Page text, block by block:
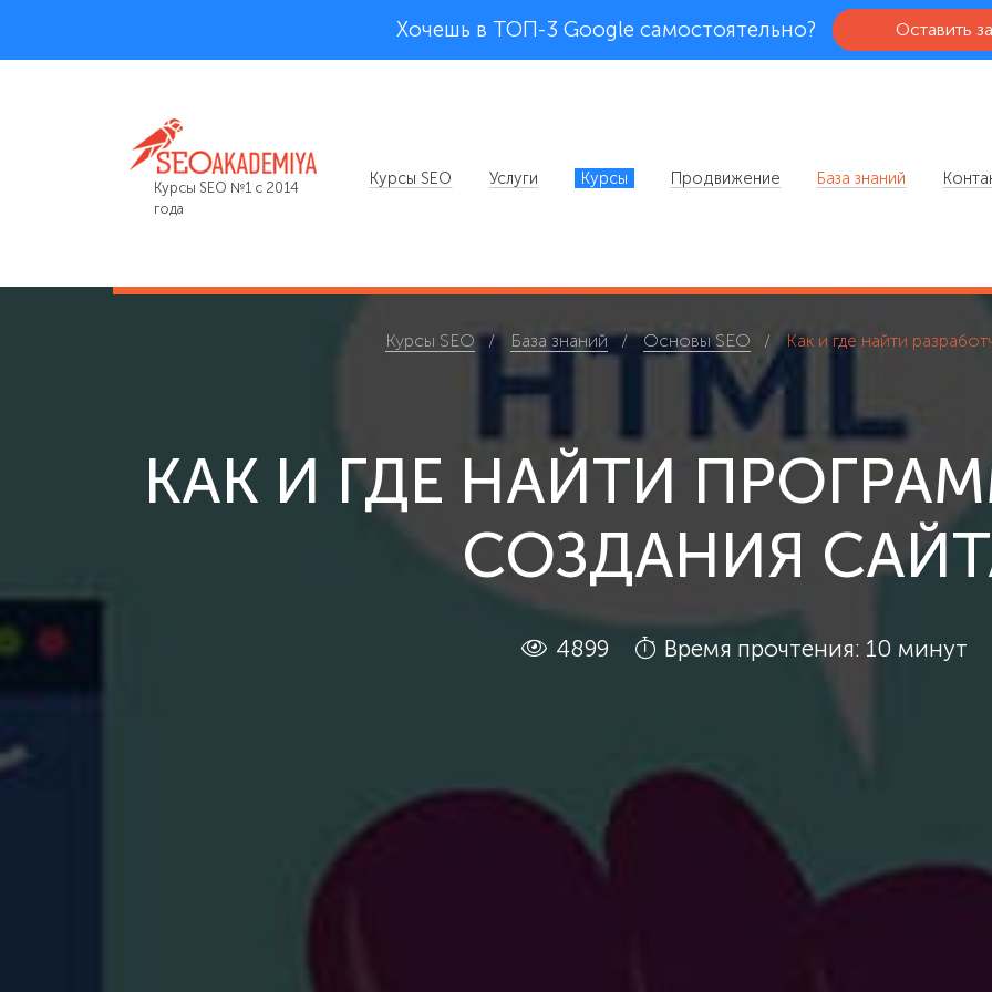
Хочешь в ТОП-3 Google самостоятельно? Оставить
Курсы SEO №1 с 2014
года
Курсы SEO Услуги Курсы Продвижение База знаний
Курсы SEO База знаний Основы SEO Как и где найти
КАК И ГДЕ НАЙТИ
СОЗДАНИЯ
4899 Время прочтения: 10 минут